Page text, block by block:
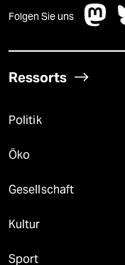
Folgen Sie uns
Ressorts
Politik
Öko
Gesellschaft
Kultur
Sport